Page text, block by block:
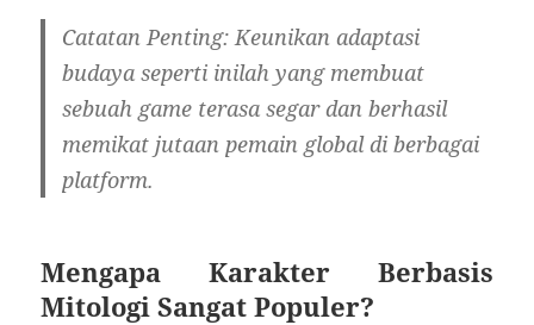
Catatan Penting: Keunikan adaptasi
budaya seperti inilah yang membuat
sebuah game terasa segar dan berhasil
memikat jutaan pemain global di berbagai
platform.
Mengapa Karakter Berbasis
Mitologi Sangat Populer?